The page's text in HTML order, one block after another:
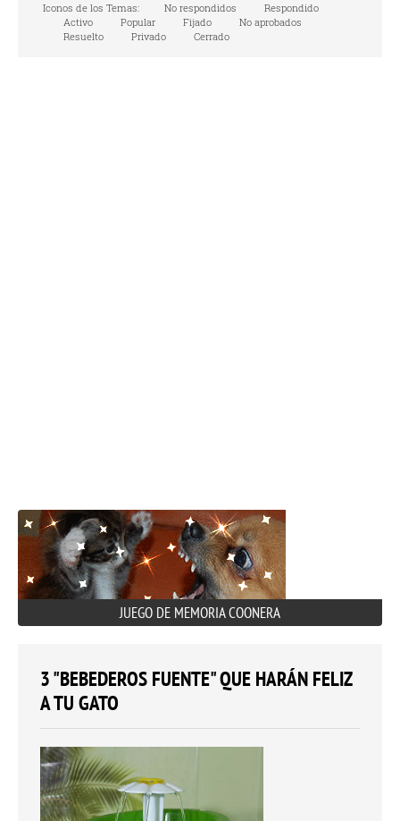
Iconos de los Temas:
No respondidos
Respondido
Activo
Popular Fijado
No aprobados
Resuelto
Privado Cerrado
JUEGO DE MEMORIA COONERA
3 "BEBEDEROS FUENTE" QUE HARÁN FELIZ
A TU GATO